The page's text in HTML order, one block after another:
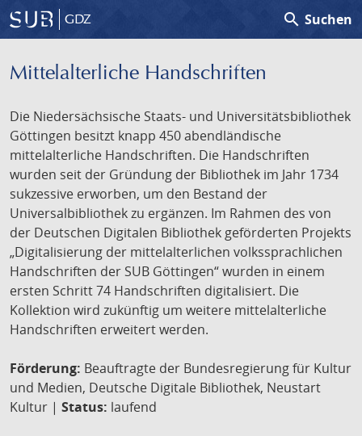
GDZ search Suchen
Mittelalterliche Handschriften
Die Niedersächsische Staats- und Universitätsbibliothek
Göttingen besitzt knapp 450 abendländische
mittelalterliche Handschriften. Die Handschriften
wurden seit der Gründung der Bibliothek im Jahr 1734
sukzessive erworben, um den Bestand der
Universalbibliothek zu ergänzen. Im Rahmen des von
der Deutschen Digitalen Bibliothek geförderten Projekts
„Digitalisierung der mittelalterlichen volkssprachlichen
Handschriften der SUB Göttingen“ wurden in einem
ersten Schritt 74 Handschriften digitalisiert. Die
Kollektion wird zukünftig um weitere mittelalterliche
Handschriften erweitert werden.
Förderung: Beauftragte der Bundesregierung für Kultur
und Medien, Deutsche Digitale Bibliothek, Neustart
Kultur | Status: laufend